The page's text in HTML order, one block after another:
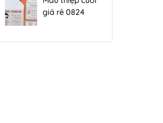
giá rẻ 0824